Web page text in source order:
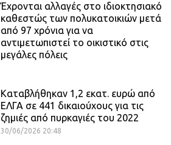
Έχρονται αλλαγές στο ιδιοκτησιακό
καθεστώς των πολυκατοικιών μετά
από 97 χρόνια για να
αντιμετωπιστεί το οικιστικό στις
μεγάλες πόλεις
Καταβλήθηκαν 1,2 εκατ. ευρώ από
ΕΛΓΑ σε 441 δικαιούχους για τις
ζημιές από πυρκαγιές του 2022
30/06/2026 20:48